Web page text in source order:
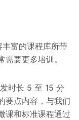
富的课程库所带
要更多培训。
时长 5 至 15 分
要点内容，与我们
课和标准课程通过